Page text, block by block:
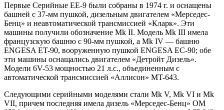
Первые Серийные EE-9 были собраны в 1974 г. и оснащены
башней с 37-мм пушкой, дизельным двигателем «Мерседес-
Бенц» и неавтоматической трансмиссией «Кларк». Эти
машины получили обозначение Mk II. Модель Mk III имела
французскую башню с 90-мм пушкой, а Mk IV — башню
ENGESA ET-90, вооруженную пушкой ENGESA EC-90; обе
эти машины оснащались двигателем «Детройт Дизель».
Модели 6V-53 мощностью 21 л.с., объединенным с
автоматической трансмиссией «Аллисон» MT-643.
Следующими серийными моделями стали Mk V, Mk VI и Mk
VII, причем последняя имела дизель «Мерседес-Бенц» OM